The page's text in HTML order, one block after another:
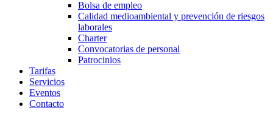
Bolsa de empleo
Calidad medioambiental y prevención de riesgos
laborales
Charter
Convocatorias de personal
Patrocinios
Tarifas
Servicios
Eventos
Contacto